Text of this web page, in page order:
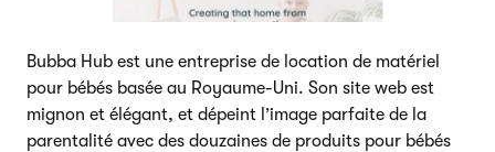
Bubba Hub est une entreprise de location de matériel
pour bébés basée au Royaume-Uni. Son site web est
mignon et élégant, et dépeint l’image parfaite de la
parentalité avec des douzaines de produits pour bébés